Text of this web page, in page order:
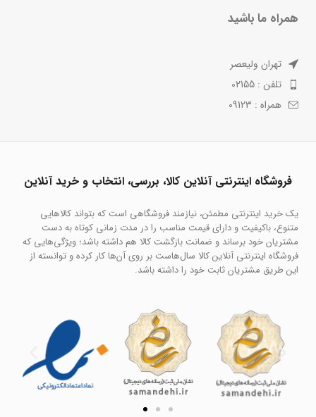
همراه ما باشید
تهران ولیعصر
تلفن : 02155
همراه : 09123
فروشگاه اینترنتی آنلاین کالا، بررسی، انتخاب و خرید آنلاین
یک خرید اینترنتی مطمئن، نیازمند فروشگاهی است که بتواند کالاهایی
متنوع، باکیفیت و دارای قیمت مناسب را در مدت زمانی کوتاه به دست
مشتریان خود برساند و ضمانت بازگشت کالا هم داشته باشد؛ ویژگی‌هایی که
فروشگاه اینترنتی آنلاین کالا سال‌هاست بر روی آن‌ها کار کرده و توانسته از
این طریق مشتریان ثابت خود را داشته باشد.